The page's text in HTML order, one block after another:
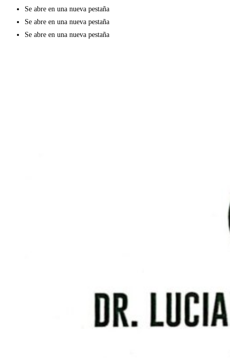
Se abre en una nueva pestaña
Se abre en una nueva pestaña
Se abre en una nueva pestaña